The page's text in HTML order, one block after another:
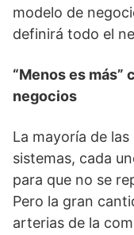
modelo de
definirá todo el
“Menos es más”
negocios
La mayoría de
sistemas, cada
para que no se
Pero la gran
arterias de la